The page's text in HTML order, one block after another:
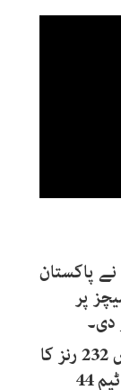
minutes,
7
پاکستان
پر
دی۔
منگل کو لاہور کے قذافی سٹیڈیم میں 232 رنز کا
تعاقب کرتے ہوئے پاکستان کی پوری ٹیم 44